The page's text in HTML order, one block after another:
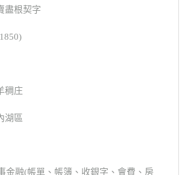
盡根契字
稠庄
湖區
金融(帳單、帳簿、收銀字、會費、房